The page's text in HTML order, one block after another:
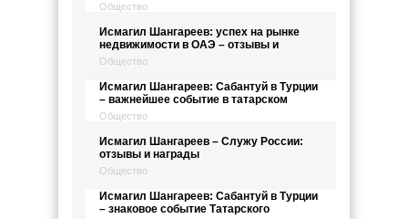
Общество
Исмагил Шангареев: успех на рынке
недвижимости в ОАЭ – отзывы и
Общество
Исмагил Шангареев: Сабантуй в Турции
– важнейшее событие в татарском
Общество
Исмагил Шангареев – Служу России:
отзывы и награды
Общество
Исмагил Шангареев: Сабантуй в Турции
– знаковое событие Татарского